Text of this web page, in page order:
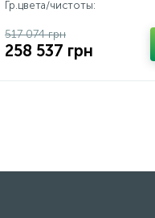
Гр.цвета/чистоты:
517 074 грн
258 537 грн